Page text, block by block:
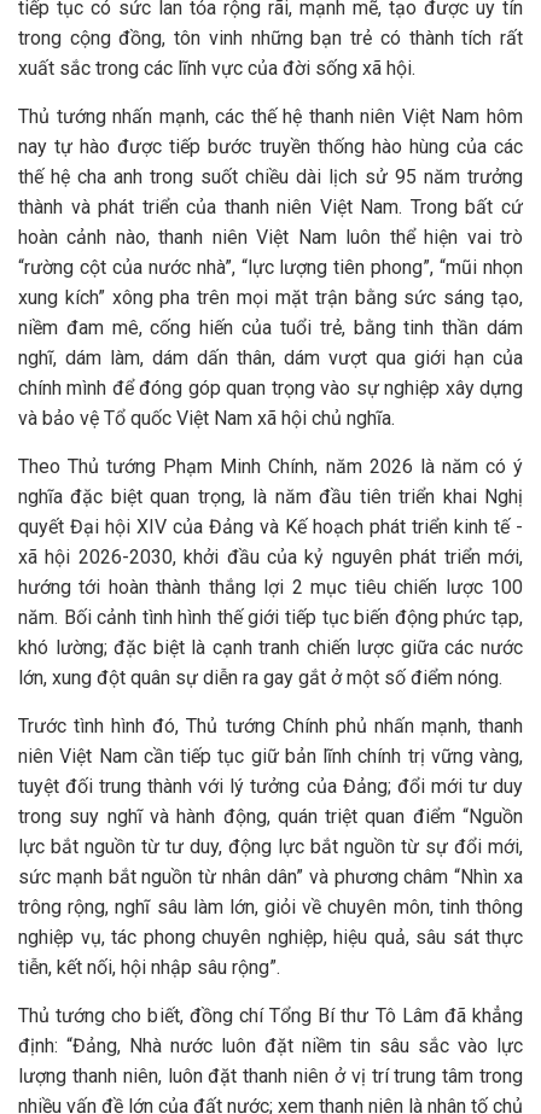
tiếp tục có sức lan tỏa rộng rãi, mạnh mẽ, tạo được uy tín
trong cộng đồng, tôn vinh những bạn trẻ có thành tích rất
xuất sắc trong các lĩnh vực của đời sống xã hội.
Thủ tướng nhấn mạnh, các thế hệ thanh niên Việt Nam hôm
nay tự hào được tiếp bước truyền thống hào hùng của các
thế hệ cha anh trong suốt chiều dài lịch sử 95 năm trưởng
thành và phát triển của thanh niên Việt Nam. Trong bất cứ
hoàn cảnh nào, thanh niên Việt Nam luôn thể hiện vai trò
“rường cột của nước nhà”, “lực lượng tiên phong”, “mũi nhọn
xung kích” xông pha trên mọi mặt trận bằng sức sáng tạo,
niềm đam mê, cống hiến của tuổi trẻ, bằng tinh thần dám
nghĩ, dám làm, dám dấn thân, dám vượt qua giới hạn của
chính mình để đóng góp quan trọng vào sự nghiệp xây dựng
và bảo vệ Tổ quốc Việt Nam xã hội chủ nghĩa.
Theo Thủ tướng Phạm Minh Chính, năm 2026 là năm có ý
nghĩa đặc biệt quan trọng, là năm đầu tiên triển khai Nghị
quyết Đại hội XIV của Đảng và Kế hoạch phát triển kinh tế -
xã hội 2026-2030, khởi đầu của kỷ nguyên phát triển mới,
hướng tới hoàn thành thắng lợi 2 mục tiêu chiến lược 100
năm. Bối cảnh tình hình thế giới tiếp tục biến động phức tạp,
khó lường; đặc biệt là cạnh tranh chiến lược giữa các nước
lớn, xung đột quân sự diễn ra gay gắt ở một số điểm nóng.
Trước tình hình đó, Thủ tướng Chính phủ nhấn mạnh, thanh
niên Việt Nam cần tiếp tục giữ bản lĩnh chính trị vững vàng,
tuyệt đối trung thành với lý tưởng của Đảng; đổi mới tư duy
trong suy nghĩ và hành động, quán triệt quan điểm “Nguồn
lực bắt nguồn từ tư duy, động lực bắt nguồn từ sự đổi mới,
sức mạnh bắt nguồn từ nhân dân” và phương châm “Nhìn xa
trông rộng, nghĩ sâu làm lớn, giỏi về chuyên môn, tinh thông
nghiệp vụ, tác phong chuyên nghiệp, hiệu quả, sâu sát thực
tiễn, kết nối, hội nhập sâu rộng”.
Thủ tướng cho biết, đồng chí Tổng Bí thư Tô Lâm đã khẳng
định: “Đảng, Nhà nước luôn đặt niềm tin sâu sắc vào lực
lượng thanh niên, luôn đặt thanh niên ở vị trí trung tâm trong
nhiều vấn đề lớn của đất nước; xem thanh niên là nhân tố chủ